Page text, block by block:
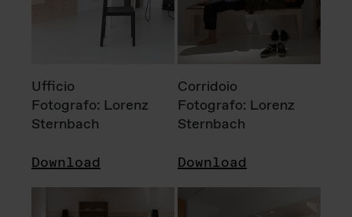
Ufficio
Fotografo: Lorenz
Sternbach
Download
Corridoio
Fotografo: Lorenz
Sternbach
Download